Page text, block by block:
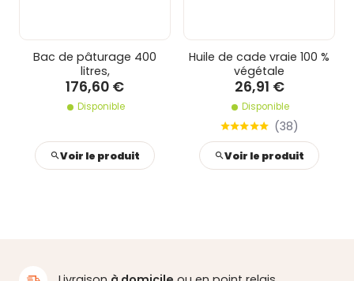
Bac de pâturage 400
litres,
176,60 €
Disponible
Voir le produit
Huile de cade vraie 100 %
végétale
26,91 €
Disponible
(38)
Voir le produit